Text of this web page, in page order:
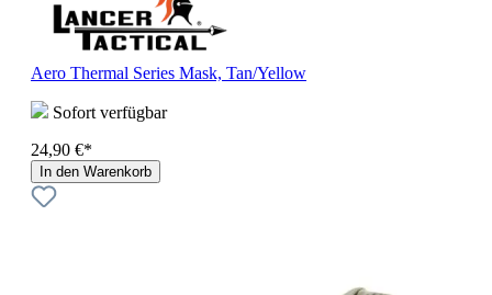
Aero Thermal Series Mask, Tan/Yellow
Sofort verfügbar
24,90 €*
In den Warenkorb